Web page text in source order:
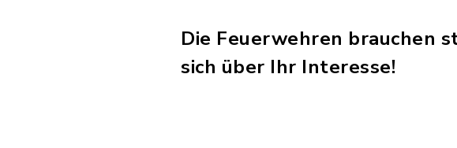
Die Feuerwehren brauchen
sich über Ihr Interesse!